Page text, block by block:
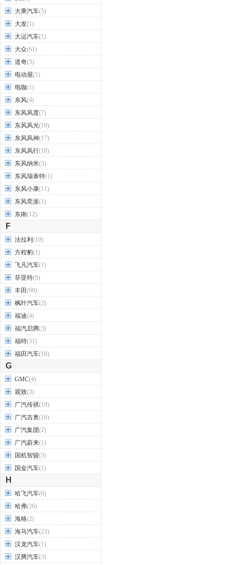
大乘汽车(5)
大发(1)
大运汽车(1)
大众(61)
道奇(3)
电动屋(1)
电咖(1)
东风(4)
东风风度(7)
东风风光(10)
东风风神(17)
东风风行(18)
东风纳米(3)
东风瑞泰特(1)
东风小康(11)
东风奕派(1)
东南(12)
F
法拉利 (10)
方程豹(1)
飞凡汽车(1)
菲亚特(9)
丰田(60)
枫叶汽车(2)
福迪(4)
福汽启腾(3)
福特(31)
福田汽车(18)
G
GMC(4)
观致(3)
广汽传祺(19)
广汽吉奥(16)
广汽集团(2)
广汽蔚来(1)
国机智骏(3)
国金汽车(1)
H
哈飞汽车(6)
哈弗(26)
海格(2)
海马汽车(23)
汉龙汽车(1)
汉腾汽车(3)